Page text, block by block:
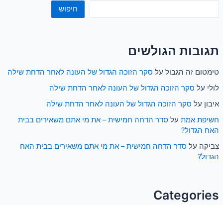
חיפוש
תגובות הגולשים
טימטום זה הגבולעלסקר הזוכה הגדול של העונה לאחר הדחת שילה
לוליעלסקר הזוכה הגדול של העונה לאחר הדחת שילה
איבוןעלסקר הזוכה הגדול של העונה לאחר הדחת שילה
חשיפת אמתעלסדר הדחה חמישית – את מי אתם משאירים בבית
האח הגדול?
צביקהעלסדר הדחה חמישית – את מי אתם משאירים בבית האח
הגדול?
Categories